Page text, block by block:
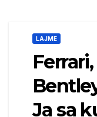
LAJME
Ja sa